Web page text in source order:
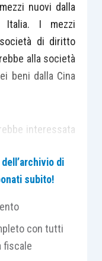
nuovi dalla
Italia. I mezzi
di diritto
alla società
beni dalla Cina
interessata
a sua volta, li
di Dubai, con
entrambe le
di
subito!
con tutti
fiscale